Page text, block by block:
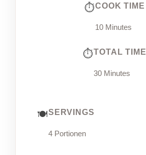
COOK TIME
10 Minutes
TOTAL TIME
30 Minutes
SERVINGS
4 Portionen